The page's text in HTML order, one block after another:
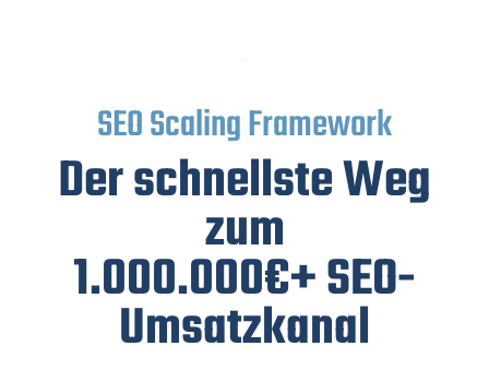
SEO Scaling Framework
Der schnellste Weg
zum
1.000.000€+ SEO-
Umsatzkanal